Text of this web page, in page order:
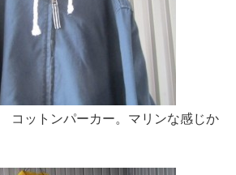
カー。マリンな感じか